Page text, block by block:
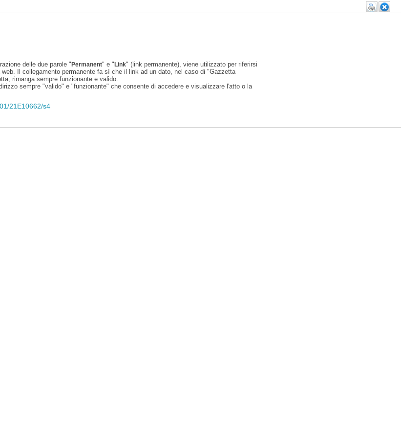
delle due parole "Permanent" e "Link" (link permanente), viene utilizzato per riferirsi
Il collegamento permanente fa sì che il link ad un dato, nel caso di "Gazzetta
rimanga sempre funzionante e valido.
sempre "valido" e "funzionante" che consente di accedere e visualizzare l'atto o la
21E10662/s4